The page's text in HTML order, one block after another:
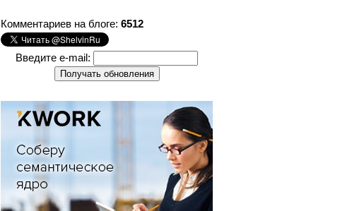
Комментариев на блоге: 6512
Введите e-mail: